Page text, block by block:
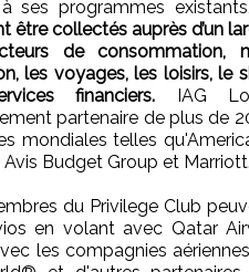
ses programmes existants,
être collectés auprès d’un
de consommation,
les voyages, les loisirs, le
financiers. IAG
partenaire de plus de
mondiales telles
Avis Budget Group et Marriott.
du Privilege Club
en volant avec Qatar
les compagnies